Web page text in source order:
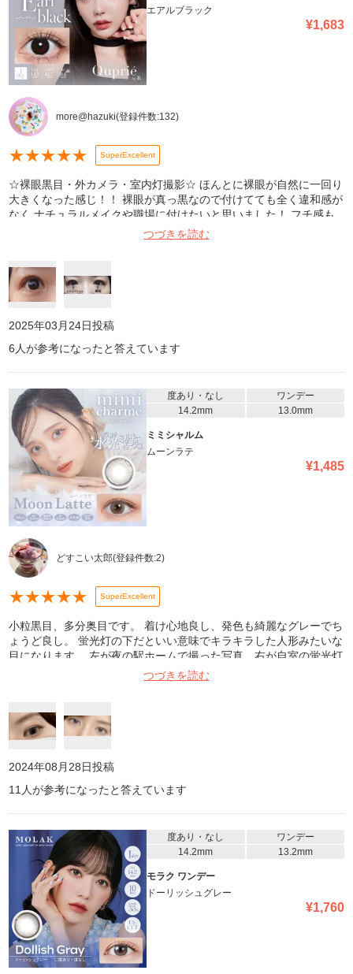
エアルブラック
¥1,683
more@hazuki(登録件数:132)
★★★★★ SuperExcellent
☆裸眼黒目・外カメラ・室内灯撮影☆ ほんとに裸眼が自然に一回り
大きくなった感じ！！ 裸眼が真っ黒なので付けてても全く違和感が
なく ナチュラルメイクや職場に付けたいと思いました！ フチ感も
つづきを読む
2025年03月24日投稿
6 人が参考になったと答えています
度あり・なし
ワンデー
14.2mm
13.0mm
ミミシャルム
ムーンラテ
¥1,485
どすこい太郎(登録件数:2)
★★★★★ SuperExcellent
小粒黒目、多分奥目です。 着け心地良し、発色も綺麗なグレーでち
ょうど良し。 蛍光灯の下だといい意味でキラキラした人形みたいな
目になります。 左が夜の駅ホームで撮った写真、右が自室の蛍光灯
の下で 撮ったものです。 細縁なので輪郭もボヤけずキリッとした
印象になります。 使い切ったらリピートすると思います。
つづきを読む
2024年08月28日投稿
11 人が参考になったと答えています
度あり・なし
ワンデー
14.2mm
13.2mm
モラク ワンデー
ドーリッシュグレー
¥1,760